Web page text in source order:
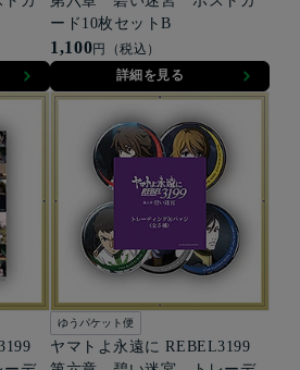
ード10枚セットB
1,100円（税込）
詳細を見る
ゆうパケット便
ヤマトよ永遠に REBEL3199